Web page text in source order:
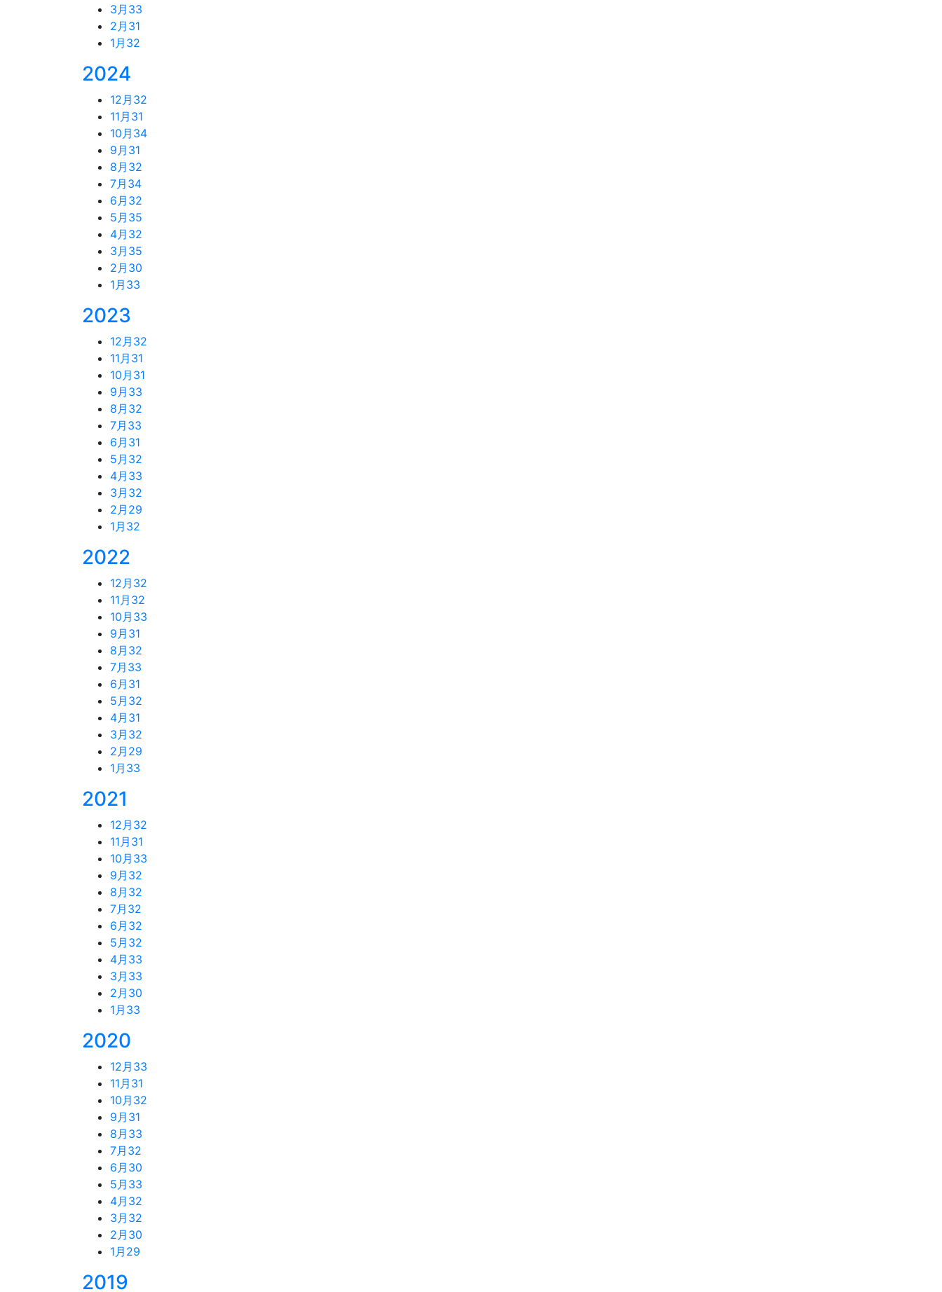
3月 33
2月 31
1月 32
2024
12月 32
11月 31
10月 34
9月 31
8月 32
7月 34
6月 32
5月 35
4月 32
3月 35
2月 30
1月 33
2023
12月 32
11月 31
10月 31
9月 33
8月 32
7月 33
6月 31
5月 32
4月 33
3月 32
2月 29
1月 32
2022
12月 32
11月 32
10月 33
9月 31
8月 32
7月 33
6月 31
5月 32
4月 31
3月 32
2月 29
1月 33
2021
12月 32
11月 31
10月 33
9月 32
8月 32
7月 32
6月 32
5月 32
4月 33
3月 33
2月 30
1月 33
2020
12月 33
11月 31
10月 32
9月 31
8月 33
7月 32
6月 30
5月 33
4月 32
3月 32
2月 30
1月 29
2019